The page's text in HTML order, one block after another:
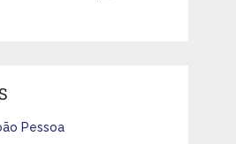
Pessoa